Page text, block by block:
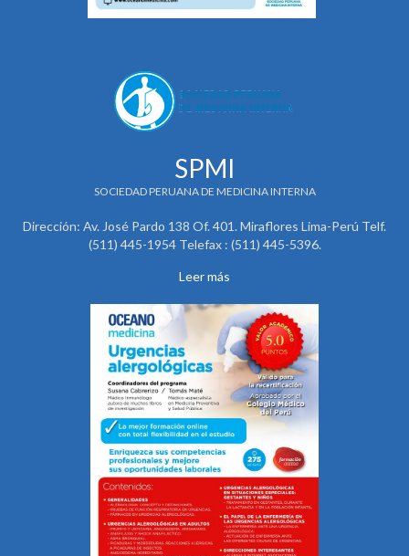
SPMI
SOCIEDAD PERUANA DE MEDICINA INTERNA
Dirección: Av. José Pardo 138 Of. 401. Miraflores Lima-Perú Telf.
(511) 445-1954 Telefax : (511) 445-5396.
Leer más